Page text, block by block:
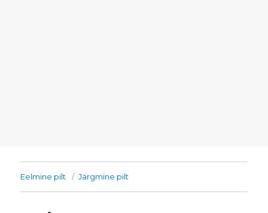
Eelmine pilt Järgmine pilt